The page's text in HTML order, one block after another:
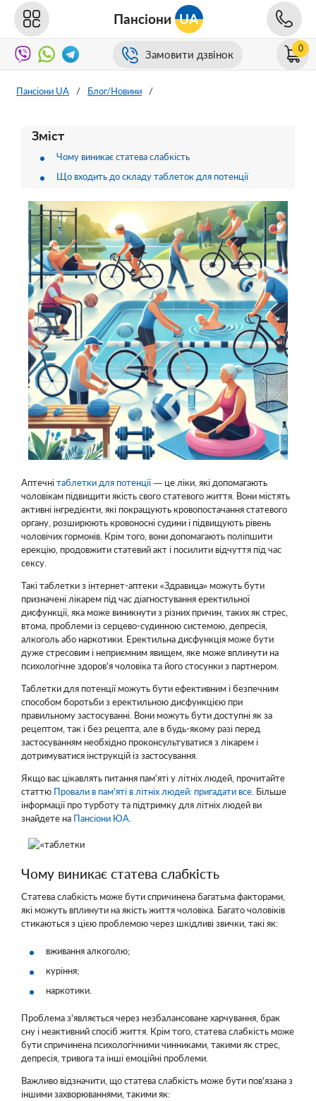
Пансіони UA
Замовити дзвінок 0
Пансіони UA / Блог/Новини /
Зміст
Чому виникає статева слабкість
Що входить до складу таблеток для потенції
Аптечнітаблетки для потенції— це ліки, які допомагають
чоловікам підвищити якість свого статевого життя. Вони містять
активні інгредієнти, які покращують кровопостачання статевого
органу, розширюють кровоносні судини і підвищують рівень
чоловічих гормонів. Крім того, вони допомагають поліпшити
ерекцію, продовжити статевий акт і посилити відчуття під час
сексу.
Такі таблетки з інтернет-аптеки «Здравица» можуть бути
призначені лікарем під час діагностування еректильної
дисфункції, яка може виникнути з різних причин, таких як стрес,
втома, проблеми із серцево-судинною системою, депресія,
алкоголь або наркотики. Еректильна дисфункція може бути
дуже стресовим і неприємним явищем, яке може вплинути на
психологічне здоров'я чоловіка та його стосунки з партнером.
Таблетки для потенції можуть бути ефективним і безпечним
способом боротьби з еректильною дисфункцією при
правильному застосуванні. Вони можуть бути доступні як за
рецептом, так і без рецепта, але в будь-якому разі перед
застосуванням необхідно проконсультуватися з лікарем і
дотримуватися інструкцій із застосування.
Якщо вас цікавлять питання пам'яті у літніх людей, прочитайте
статтю Провали в пам'яті в літніх людей: пригадати все . Більше
інформації про турботу та підтримку для літніх людей ви
знайдете на Пансіони ЮА
Чому виникає статева слабкість
Статева слабкість може бути спричинена багатьма факторами,
які можуть вплинути на якість життя чоловіка. Багато чоловіків
стикаються з цією проблемою через шкідливі звички, такі як:
вживання алкоголю;
куріння;
наркотики.
Проблема з'являється через незбалансоване харчування, брак
сну і неактивний спосіб життя. Крім того, статева слабкість може
бути спричинена психологічними чинниками, такими як стрес,
депресія, тривога та інші емоційні проблеми.
Важливо відзначити, що статева слабкість може бути пов'язана з
іншими захворюваннями, такими як: